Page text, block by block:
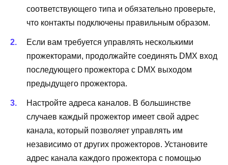
соответствующего типа и обязательно проверьте,
что контакты подключены правильным образом.
Если вам требуется управлять несколькими
прожекторами, продолжайте соединять DMX вход
последующего прожектора с DMX выходом
предыдущего прожектора.
Настройте адреса каналов. В большинстве
случаев каждый прожектор имеет свой адрес
канала, который позволяет управлять им
независимо от других прожекторов. Установите
адрес канала каждого прожектора с помощью